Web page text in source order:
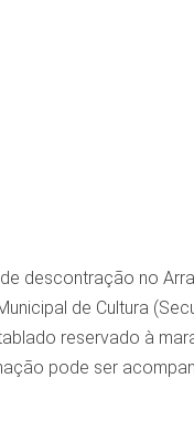
descontração no
de Cultura
reservado à
pode ser